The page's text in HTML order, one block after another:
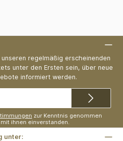
regelmäßig erscheinenden
unter den Ersten sein, über neue
informiert werden.
zur Kenntnis genommen
ihnen einverstanden.
unter: